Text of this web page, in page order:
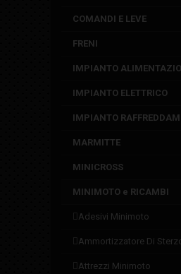
COMANDI E LEVE
FRENI
IMPIANTO
IMPIANTO ELETTRICO
IMPIANTO
MARMITTE
MINICROSS
MINIMOTO e RICAMBI
adesivi minimoto
ammortizzatore di
attrezzi minimoto